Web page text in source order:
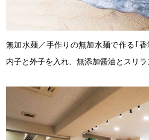
無加水麺／手作りの無加水麺で作る｢
内子と外子を入れ、無添加醤油とスリラ